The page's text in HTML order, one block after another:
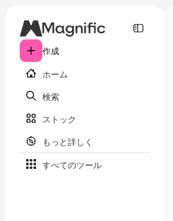
作成
ホーム
検索
ストック
もっと詳しく
すべてのツール